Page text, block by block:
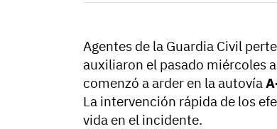
Agentes de la Guardia Civil
auxiliaron el pasado miércoles
comenzó a arder en la autovía
La intervención rápida de los
vida en el incidente.